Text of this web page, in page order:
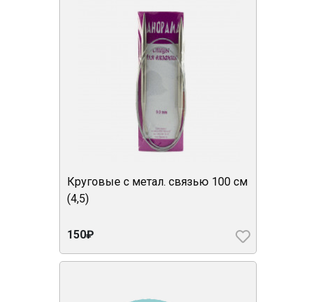
Круговые с метал. связью 100 см
(4,5)
150₽